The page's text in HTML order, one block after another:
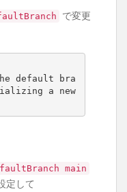
で変更
a new
main
定して